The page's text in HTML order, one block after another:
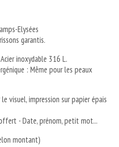
Elysées
garantis.
inoxydable 316 L.
: Même pour les peaux
visuel, impression sur papier épais
- Date, prénom, petit mot...
montant)